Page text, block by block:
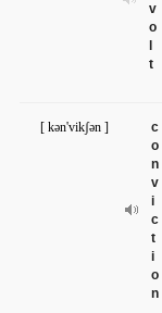
v
o
t
c
o
n
v
i
c
t
i
o
n
[ kən'vikʃən ]